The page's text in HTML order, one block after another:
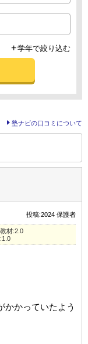
学年で絞り込む
塾ナビの口コミについて
投稿:2024 保護者
材:2.0
かかっていたよう